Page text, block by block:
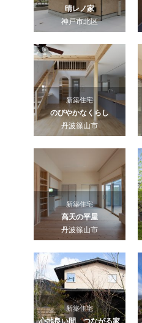
晴レノ家
神戸市北区
新築住宅
のびやかなくらし
丹波篠山市
新築住宅
高天の平屋
丹波篠山市
新築住宅
心地良い間、つながる家